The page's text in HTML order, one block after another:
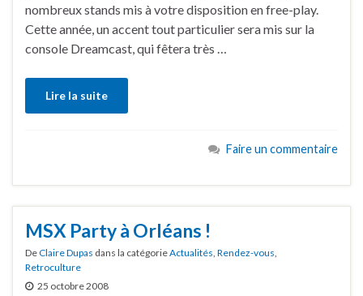
nombreux stands mis à votre disposition en free-play.
Cette année, un accent tout particulier sera mis sur la
console Dreamcast, qui fêtera très …
Lire la suite
Faire un commentaire
MSX Party à Orléans !
DeClaire Dupas dans la catégorieActualités, Rendez-vous,
Retroculture
25 octobre 2008